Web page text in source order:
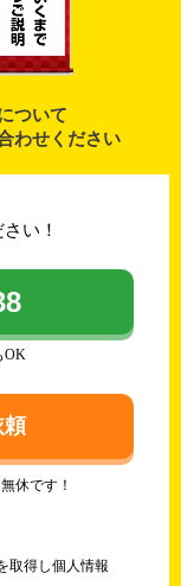
ついて
わせください
い！
OK
頼
休です！
取得し個人情報